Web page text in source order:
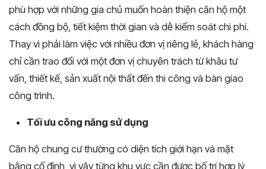
phù hợp với những gia chủ muốn hoàn thiện căn hộ một
cách đồng bộ, tiết kiệm thời gian và dễ kiểm soát chi phí.
Thay vì phải làm việc với nhiều đơn vị riêng lẻ, khách hàng
chỉ cần trao đổi với một đơn vị chuyên trách từ khâu tư
vấn, thiết kế, sản xuất nội thất đến thi công và bàn giao
công trình.
Tối ưu công năng sử dụng
Căn hộ chung cư thường có diện tích giới hạn và mặt
bằng cố định, vì vậy từng khu vực cần được bố trí hợp lý